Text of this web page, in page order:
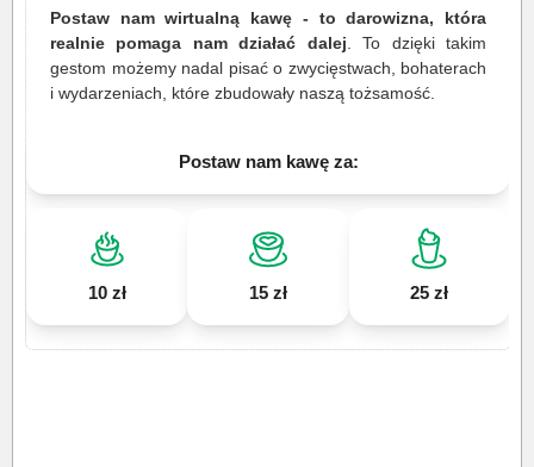
Postaw nam wirtualną kawę - to darowizna, która
realnie pomaga nam działać dalej . To dzięki takim
gestom możemy nadal pisać o zwycięstwach, bohaterach
i wydarzeniach, które zbudowały naszą tożsamość.
Postaw nam kawę za:
10 zł 15 zł 25 zł